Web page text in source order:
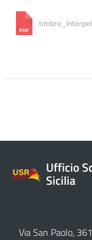
Ufficio
Sicilia
Via San Paolo,